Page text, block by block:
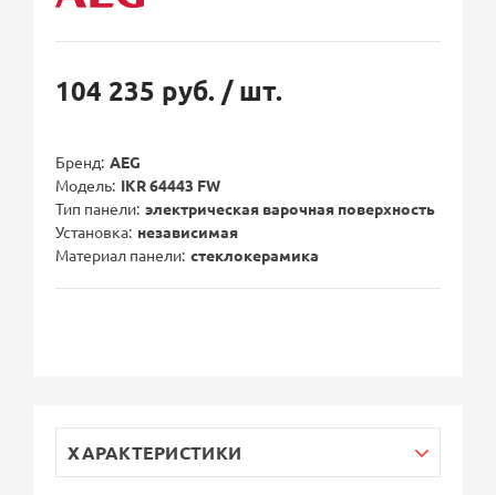
104 235 руб. / шт.
Бренд AEG
Модель IKR 64443 FW
Тип панели электрическая варочная поверхность
Установка независимая
Материал панели стеклокерамика
ХАРАКТЕРИСТИКИ